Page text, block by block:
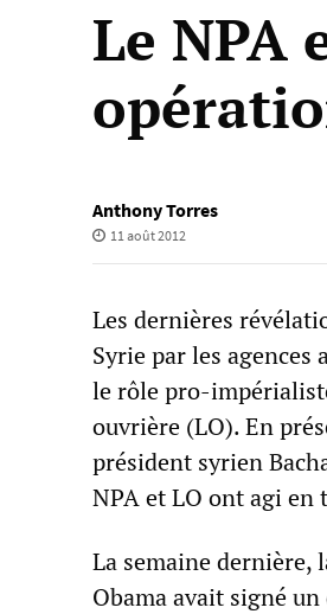
Le NPA
Anthony Torres
11 août 2012
Les dernières
Syrie par les
le rôle pro-
ouvrière (LO). En
président syrien
NPA et LO ont agi en
La semaine dernière,
Obama avait signé